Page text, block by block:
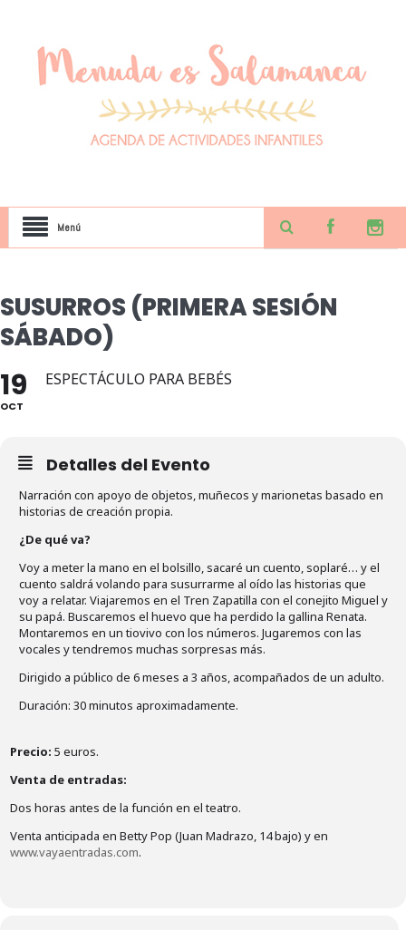
Menú
SUSURROS (PRIMERA SESIÓN
SÁBADO)
19
OCT
ESPECTÁCULO PARA BEBÉS
Detalles del Evento
Narración con apoyo de objetos, muñecos y marionetas basado en
historias de creación propia.
¿De qué va?
Voy a meter la mano en el bolsillo, sacaré un cuento, soplaré… y el
cuento saldrá volando para susurrarme al oído las historias que
voy a relatar. Viajaremos en el Tren Zapatilla con el conejito Miguel y
su papá. Buscaremos el huevo que ha perdido la gallina Renata.
Montaremos en un tiovivo con los números. Jugaremos con las
vocales y tendremos muchas sorpresas más.
Dirigido a público de 6 meses a 3 años, acompañados de un adulto.
Duración: 30 minutos aproximadamente.
Precio: 5 euros.
Venta de entradas:
Dos horas antes de la función en el teatro.
Venta anticipada en Betty Pop (Juan Madrazo, 14 bajo) y en
www.vayaentradas.com.